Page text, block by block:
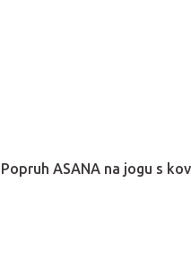
Popruh ASANA na jogu s
hodnotenie
produktu